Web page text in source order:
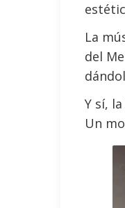
La
del
Y sí,
Un